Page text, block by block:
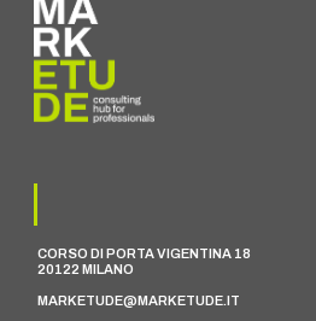
CORSO DI PORTA VIGENTINA 18
20122 MILANO
MARKETUDE@MARKETUDE.IT